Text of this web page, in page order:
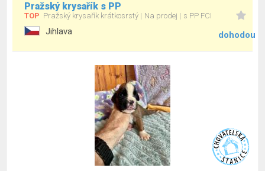
Pražský krysařík s PP
TOP Pražský krysařík krátkosrstý Na prodej s PP FCI
Jihlava dohodou